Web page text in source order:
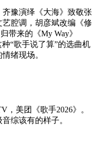
豫演绎《大海》致敬张
腔调，胡彦斌改编《修
带来的《My Way》
种“歌手说了算”的选曲机
绪现场。
，美团《歌手2026》。
综该有的样子。